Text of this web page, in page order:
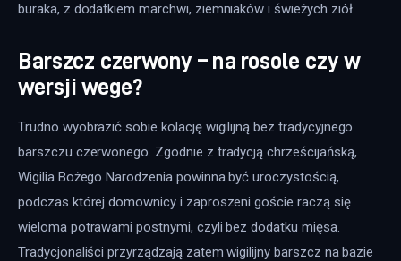
buraka, z dodatkiem marchwi, ziemniaków i świeżych ziół.
Barszcz czerwony – na rosole czy w
wersji wege?
Trudno wyobrazić sobie kolację wigilijną bez tradycyjnego
barszczu czerwonego. Zgodnie z tradycją chrześcijańską,
Wigilia Bożego Narodzenia powinna być uroczystością,
podczas której domownicy i zaproszeni goście raczą się
wieloma potrawami postnymi, czyli bez dodatku mięsa.
Tradycjonaliści przyrządzają zatem wigilijny barszcz na bazie